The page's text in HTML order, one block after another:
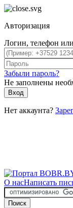
Авторизация
Логин, телефон
Забыли пароль?
Не заполнены
Вход
Нет аккаунта?
О насНаписать
Поиск